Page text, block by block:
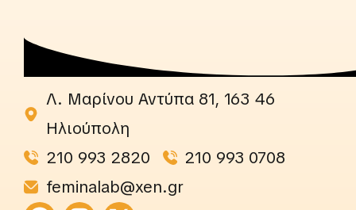
Λ. Μαρίνου Αντύπα 81, 163 46
Ηλιούπολη
210 993 2820
210 993 0708
feminalab@xen.gr